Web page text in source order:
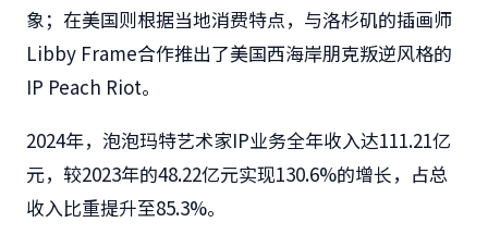
象；在美国则根据当地消费特点，与洛杉矶的插画师
Libby Frame合作推出了美国西海岸朋克叛逆风格的
IP Peach Riot。
2024年，泡泡玛特艺术家IP业务全年收入达111.21亿
元，较2023年的48.22亿元实现130.6%的增长，占总
收入比重提升至85.3%。